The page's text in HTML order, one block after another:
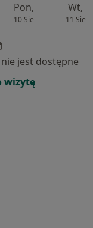
Pon,
10 Sie
Wt,
11 Sie
jest dostępne
wizytę